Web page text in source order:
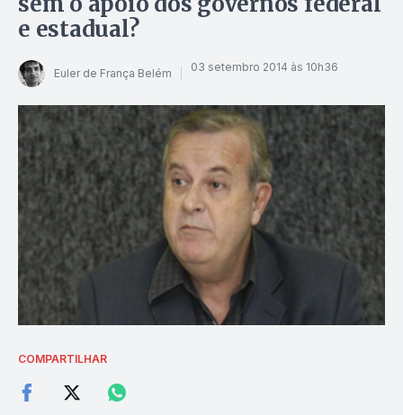
e estadual?
Euler de França Belém 03 setembro 2014 às 10h36
COMPARTILHAR